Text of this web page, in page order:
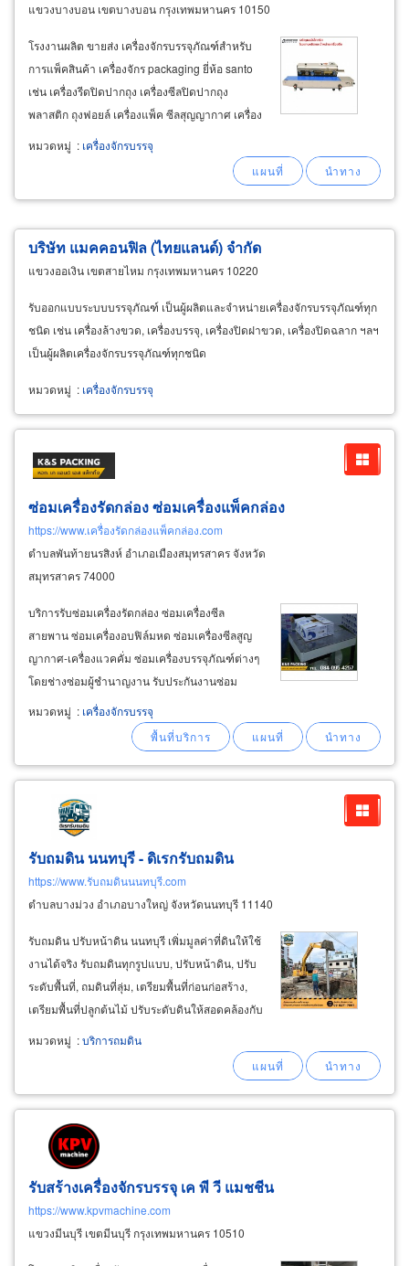
แขวงบางบอน เขตบางบอน กรุงเทพมหานคร 10150
โรงงานผลิต ขายส่ง เครื่องจักรบรรจุภัณฑ์สำหรับ
การแพ็คสินค้า เครื่องจักร packaging ยี่ห้อ santo
เช่น เครื่องรีดปิดปากถุง เครื่องซีลปิดปากถุง
พลาสติก ถุงฟอยล์ เครื่องแพ็ค ซีลสุญญากาศ เครื่อง
อบฟิล์มหด เครื่องชริงค์ฉลาก เครื่องสกินแพ็ค บลิส
หมวดหมู่ : เครื่องจักรบรรจุ
บริษัท แมคคอนฟิล (ไทยแลนด์) จำกัด
แขวงออเงิน เขตสายไหม กรุงเทพมหานคร 10220
รับออกแบบระบบบรรจุภัณฑ์ เป็นผู้ผลิตและจำหน่ายเครื่องจักรบรรจุภัณฑ์ทุก
ชนิด เช่น เครื่องล้างขวด, เครื่องบรรจุ, เครื่องปิดฝาขวด, เครื่องปิดฉลาก ฯลฯ
เป็นผู้ผลิตเครื่องจักรบรรจุภัณฑ์ทุกชนิด
หมวดหมู่ : เครื่องจักรบรรจุ
ซ่อมเครื่องรัดกล่อง ซ่อมเครื่องแพ็คกล่อง
https://www.เครื่องรัดกล่องแพ็คกล่อง.com
ตำบลพันท้ายนรสิงห์ อำเภอเมืองสมุทรสาคร จังหวัด
สมุทรสาคร 74000
บริการรับซ่อมเครื่องรัดกล่อง ซ่อมเครื่องซีล
สายพาน ซ่อมเครื่องอบฟิล์มหด ซ่อมเครื่องซีลสูญ
ญากาศ-เครื่องแวคคั่ม ซ่อมเครื่องบรรจุภัณฑ์ต่างๆ
โดยช่างซ่อมผู้ชำนาญงาน รับประกันงานซ่อม
บริการถึงหน้าโรงงานในพื้นที่ บางขุนเทียน
พระราม2 บางบอน กทม มหาชัย สมุทรสาคร
พระประแดง สมุทรปราการ นครปฐม นนทบุรี
ปทุมธานี
หมวดหมู่ : เครื่องจักรบรรจุ
รับถมดิน นนทบุรี - ดิเรกรับถมดิน
https://www.รับถมดินนนทบุรี.com
ตำบลบางม่วง อำเภอบางใหญ่ จังหวัดนนทบุรี 11140
รับถมดิน ปรับหน้าดิน นนทบุรี เพิ่มมูลค่าที่ดินให้ใช้
งานได้จริง รับถมดินทุกรูปแบบ, ปรับหน้าดิน, ปรับ
ระดับพื้นที่, ถมดินที่ลุ่ม, เตรียมพื้นที่ก่อนก่อสร้าง,
เตรียมพื้นที่ปลูกต้นไม้ ปรับระดับดินให้สอดคล้องกับ
หน้าดิน ในย่านพื้นที่นนทบุรี บริการหลักสำหรับ
เจ้าของที่ดินที่ต้องการยกระดับพื้นที่อย่างเป็นระบบ
หมวดหมู่ :บริการถมดิน
รับสร้างเครื่องจักรบรรจุ เค พี วี แมชชีน
https://www.kpvmachine.com
แขวงมีนบุรี เขตมีนบุรี กรุงเทพมหานคร 10510